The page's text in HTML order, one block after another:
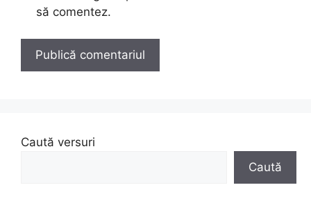
să comentez.
Caută versuri
Caută